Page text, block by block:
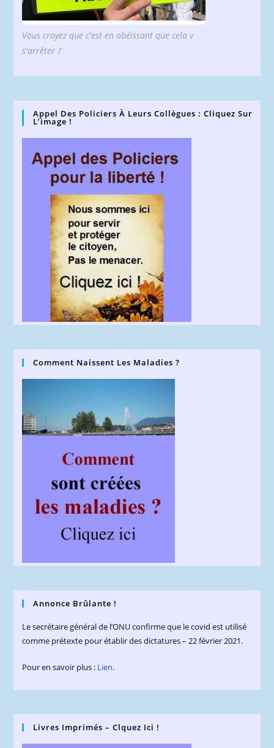
Vous croyez que c'est en obéissant que cela v
s'arrêter ?
Appel Des Policiers À Leurs Collègues : Cliquez Sur
L’image !
Comment Naissent Les Maladies ?
Annonce Brûlante !
Le secrétaire général de l’ONU confirme que le covid est utilisé
comme prétexte pour établir des dictatures – 22 février 2021.
Pour en savoir plus : Lien.
Livres Imprimés – Clquez Ici !